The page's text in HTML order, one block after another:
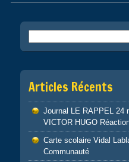
Post navigation
Articles Récents
Journal LE RAPPEL 24
VICTOR HUGO
Carte scolaire Vidal
Communauté